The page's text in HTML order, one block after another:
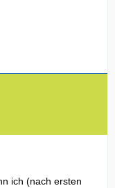
ich (nach ersten